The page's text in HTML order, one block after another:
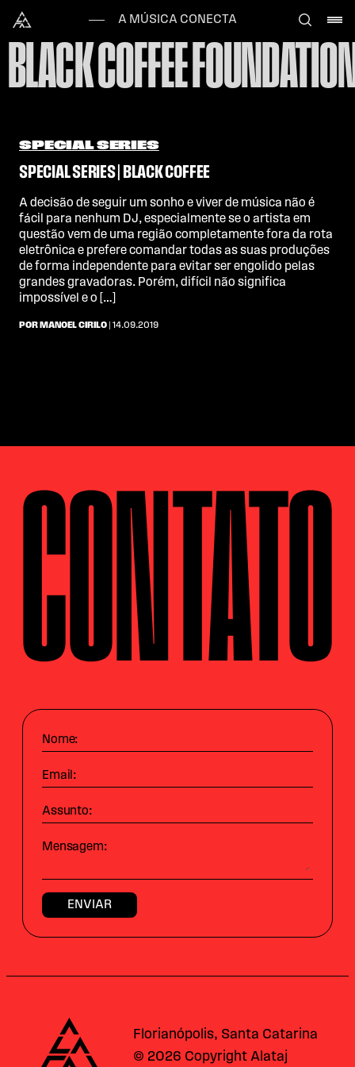
Alataj
A MÚSICA CONECTA
BLACK COFFEE
SPECIAL SERIES
SPECIAL SERIES | BLACK COFFEE
A decisão de seguir um sonho e viver de música não é
fácil para nenhum DJ, especialmente se o artista em
questão vem de uma região completamente fora da rota
eletrônica e prefere comandar todas as suas produções
de forma independente para evitar ser engolido pelas
grandes gravadoras. Porém, difícil não significa
impossível e o […]
POR MANOEL CIRILO | 14.09.2019
CONTATO
Nome:
Email:
Assunto:
Mensagem:
Alataj
Florianópolis, Santa Catarina
© 2026 Copyright Alataj